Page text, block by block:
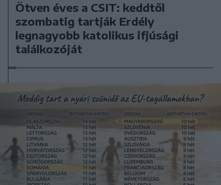
Ötven éves a CSIT: keddtől
szombatig tartják Erdély
legnagyobb katolikus ifjúsági
találkozóját